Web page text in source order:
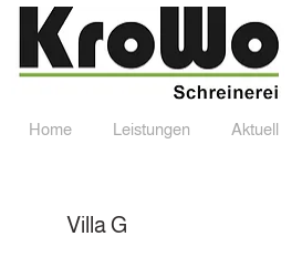
Villa G
Home Leistungen Aktuell
Home Leistungen Aktuell